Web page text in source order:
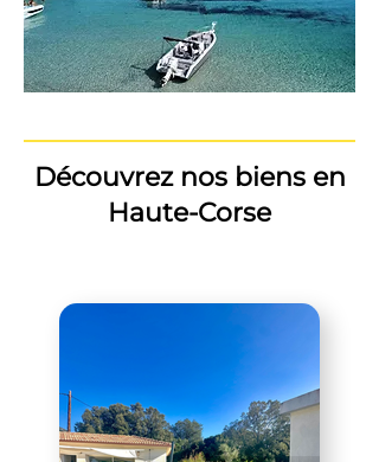
Découvrez nos biens en
Haute-Corse